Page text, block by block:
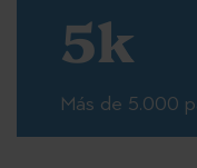
5k
Más de 5.000